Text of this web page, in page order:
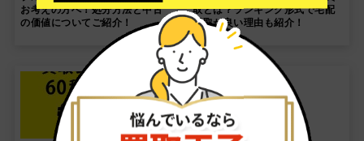
お考えの方へ！処分方法と中古
の価値についてご紹介！
取とは？ランキング形式で宅配
買取が良い理由も紹介！